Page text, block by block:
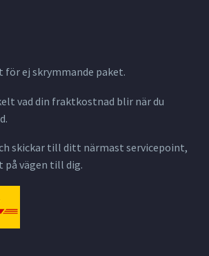
för ej skrymmande paket.
vad din fraktkostnad blir när du
skickar till ditt närmast servicepoint,
på vägen till dig.